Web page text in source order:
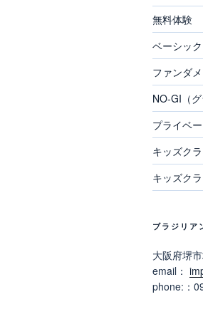
無料体験
ベーシッ
ファンダ
NO-GI（グ
プライベ
キッズク
キッズク
ブラジリ
大阪府堺
email：
phone:：